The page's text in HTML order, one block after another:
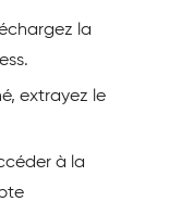
la
extrayez le
à la